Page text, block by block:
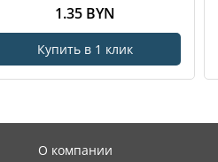
1.35 BYN
Купить в 1 клик
О компании